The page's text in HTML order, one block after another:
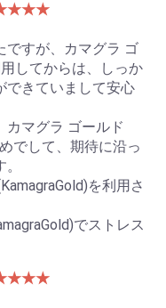
ですが、カマグラ ゴ
してからは、しっか
できていまして安心
カマグラ ゴールド
でして、期待に沿っ
を利用さ
でストレス